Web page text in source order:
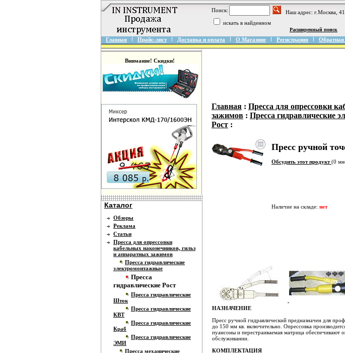
Поиск:
Наш адрес: г.Москва,
искать в найденном
Расширенный поиск
Главная Прайс-лист Доставка и оплата О Магазине Регистрация Обратная
Внимание! Скидки!
Каталог
Обзоры
Реклама
Статьи
Пресса для опрессовки
кабельных наконечников, гильз
и аппаратных зажимов
Пресса гидравлические
электромонтажные
Пресса
гидравлические Рост
Пресса гидравлические
Шток
Пресса гидравлические
КВТ
Пресса гидравлические
Краб
Пресса гидравлические
ЭМИ
Пресса механические
Главная : Пресса для опрессовки
зажимов : Пресса гидравлические
Рост :
Пресс ручной
Обсудить этот продукт(0
Наличие на складе: нет
НАЗНАЧЕНИЕ
Пресс ручной гидравлический предназначен для
до 150 мм кв. включительно. Опрессовка
пуансоны и перестраиваемая матрица обеспечивают
обслуживании.
КОМПЛЕКТАЦИЯ